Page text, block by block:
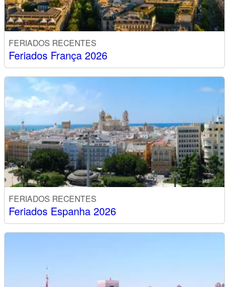
FERIADOS RECENTES
Feriados França 2026
FERIADOS RECENTES
Feriados Espanha 2026